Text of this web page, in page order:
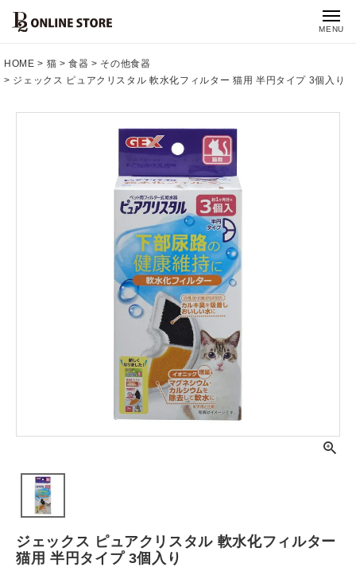
MENU
HOME 猫 食器
その他食器
ジェックス ピュアクリスタル 軟水化フィルター 猫用 半円タイプ 3個入り
ジェックス ピュアクリスタル 軟水化フィルター
猫用 半円タイプ 3個入り